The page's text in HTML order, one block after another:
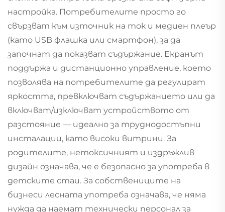
настройка. Потребителите просто го
свързват към източник на ток и медиен плеър
(като USB флашка или смартфон), за да
започнат да показват съдържание. Екранът
поддържа и дистанционно управление, което
позволява на потребителите да регулират
яркостта, превключват съдържанието или да
включват/изключват устройството от
разстояние — идеално за труднодостъпни
инсталации, като високи витрини. За
родителите, нетоксичният и издръжлив
дизайн означава, че е безопасно за употреба в
детските стаи. За собствениците на
бизнеси лесната употреба означава, че няма
нужда да наемат технически персонал за